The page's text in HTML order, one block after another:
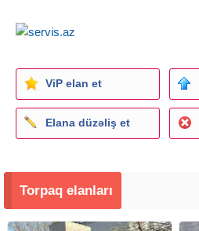
ViP elan et
Elana düzəliş et
Torpaq elanları